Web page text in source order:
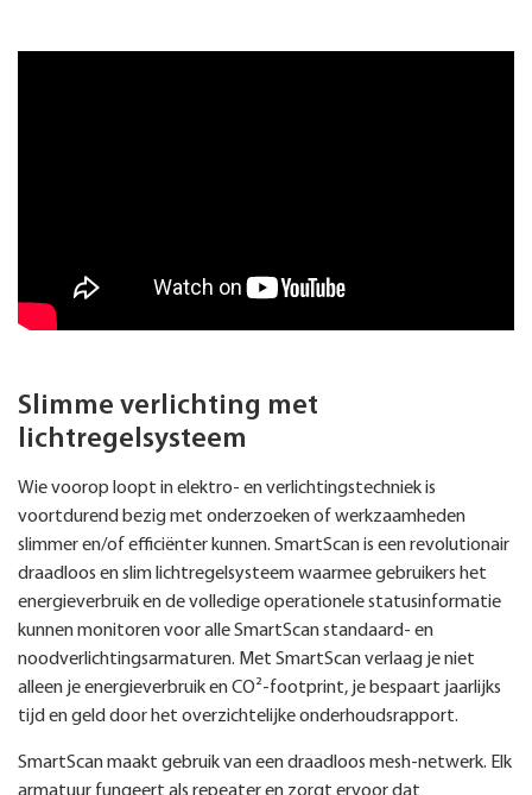
Slimme verlichting met
lichtregelsysteem
Wie voorop loopt in elektro- en verlichtingstechniek is
voortdurend bezig met onderzoeken of werkzaamheden
slimmer en/of efficiënter kunnen. SmartScan is een revolutionair
draadloos en slim lichtregelsysteem waarmee gebruikers het
energieverbruik en de volledige operationele statusinformatie
kunnen monitoren voor alle SmartScan standaard- en
noodverlichtingsarmaturen. Met SmartScan verlaag je niet
alleen je energieverbruik en CO²-footprint, je bespaart jaarlijks
tijd en geld door het overzichtelijke onderhoudsrapport.
SmartScan maakt gebruik van een draadloos mesh-netwerk. Elk